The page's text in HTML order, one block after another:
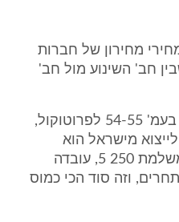
מחירון של חברות
חב' השינוע מול חב'
דוגמא לכך הם דברי קורקוס בעמ' 54-55 לפרוטוקול,
מישראל הוא
בסביבות 450 5, המבקשת משלמת 250 5, עובדה
וזה סוד הכי כמוס